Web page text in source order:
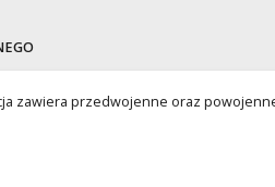
zawiera przedwojenne oraz